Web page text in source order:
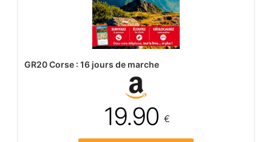
GR20 Corse : 16 jours de marche
19.90€